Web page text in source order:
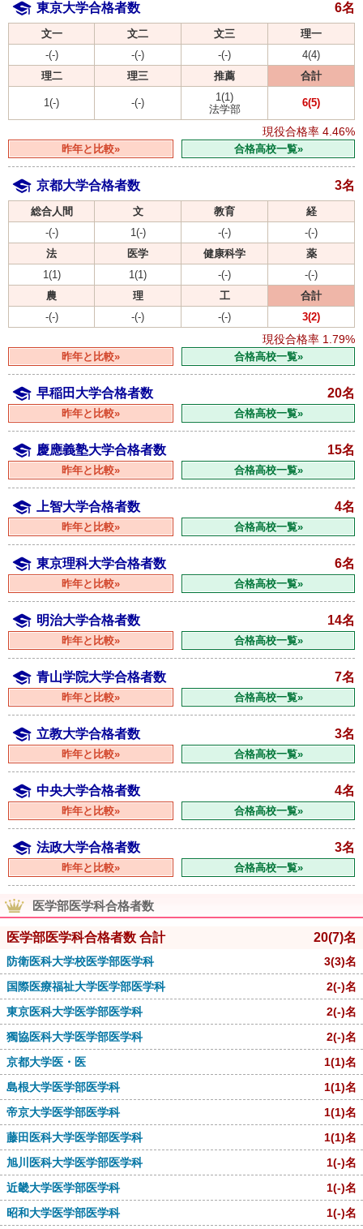
東京大学合格者数 6名
文一 文二 文三
理一
-(-)
-(-) -(-)
4(4)
理二
理三 推薦 合計
1(-) -(-)
1(1)
法学部
6(5)
現役合格率 4.46%
昨年と比較» 合格高校一覧»
京都大学合格者数 3名
総合人間 文 教育
経
-(-)
1(-) -(-)
-(-)
法
医学 健康科学
薬
1(1)
1(1) -(-)
-(-)
農
理 工
合計
-(-)
-(-) -(-) 3(2)
現役合格率 1.79%
昨年と比較» 合格高校一覧»
早稲田大学合格者数 20名
昨年と比較» 合格高校一覧»
慶應義塾大学合格者数 15名
昨年と比較» 合格高校一覧»
上智大学合格者数 4名
昨年と比較» 合格高校一覧»
東京理科大学合格者数 6名
昨年と比較» 合格高校一覧»
明治大学合格者数 14名
昨年と比較» 合格高校一覧»
青山学院大学合格者数 7名
昨年と比較» 合格高校一覧»
立教大学合格者数 3名
昨年と比較» 合格高校一覧»
中央大学合格者数 4名
昨年と比較» 合格高校一覧»
法政大学合格者数 3名
昨年と比較» 合格高校一覧»
医学部医学科合格者数
医学部医学科合格者数 合計 20(7)名
防衛医科大学校医学部医学科 3(3)名
国際医療福祉大学医学部医学科
2(-)名
東京医科大学医学部医学科
2(-)名
獨協医科大学医学部医学科
2(-)名
京都大学医・医
1(1)名
島根大学医学部医学科
1(1)名
帝京大学医学部医学科
1(1)名
藤田医科大学医学部医学科
1(1)名
旭川医科大学医学部医学科
1(-)名
近畿大学医学部医学科
1(-)名
昭和大学医学部医学科
1(-)名